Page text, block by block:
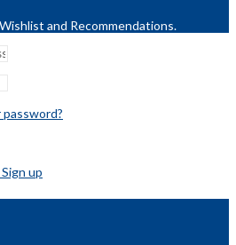
and Recommendations.
up